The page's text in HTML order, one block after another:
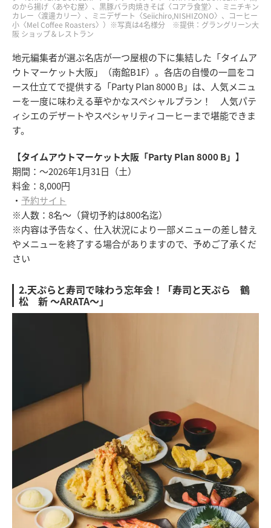
のから揚げ〈あやむ屋〉、黒豚バラ肉焼きそば〈コアラ食堂〉、ミニチキン
カレー〈渡邊カリー〉、ミニデザート〈Seiichiro,NISHIZONO〉、コーヒー
小〈Mel Coffee Roasters〉）※写真は4名様分 ※提供：グラングリーン大
阪 ショップ＆レストラン
地元編集者が選ぶ名店が一つ屋根の下に集結した「タイムア
ウトマーケット大阪」（南館B1F）。各店の自慢の一皿をコ
ース仕立てで提供する「Party Plan 8000 B」は、人気メニュ
ーを一度に味わえる華やかなスペシャルプラン！ 人気パテ
ィシエのデザートやスペシャリティコーヒーまで堪能できま
す。
【タイムアウトマーケット大阪「Party Plan 8000 B」】
期間：～2026年1月31日（土）
料金：8,000円
・ 予約サイト
※人数：8名～（貸切予約は800名迄）
※内容は予告なく、仕入状況により一部メニューの差し替え
やメニューを終了する場合がありますので、予めご了承くだ
さい
2.天ぷらと寿司で味わう忘年会！「寿司と天ぷら 鶴
松 新 ～ARATA～」